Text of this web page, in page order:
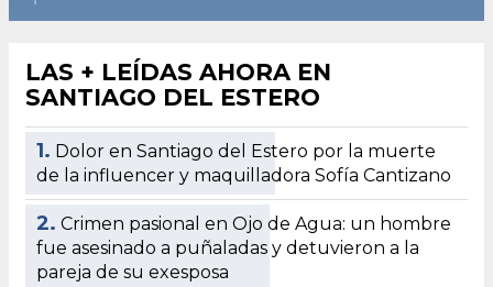
LAS + LEÍDAS AHORA EN
SANTIAGO DEL ESTERO
1. Dolor en Santiago del Estero por la muerte
de la influencer y maquilladora Sofía Cantizano
2. Crimen pasional en Ojo de Agua: un hombre
fue asesinado a puñaladas y detuvieron a la
pareja de su exesposa